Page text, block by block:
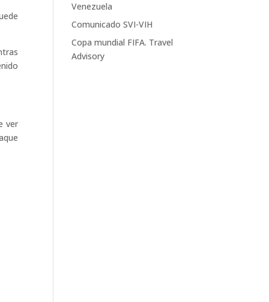
ver
Venezuela
Comunicado SVI-VIH
Copa mundial FIFA. Travel
Advisory